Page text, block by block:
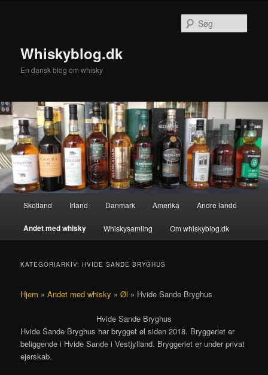
Whiskyblog.dk
En dansk blog om whisky
Skotland Irland Danmark Amerika Andre lande
Andet med whisky Whiskysamling Om whiskyblog.dk
KATEGORIARKIV:HVIDE SANDE BRYGHUS
Hjem »Andet med whisky »Øl » Hvide Sande Bryghus
Hvide Sande Bryghus
Hvide Sande Bryghus har brygget øl siden 2018. Bryggeriet er
beliggende i Hvide Sande i Vestjylland. Bryggeriet er under privat
ejerskab.